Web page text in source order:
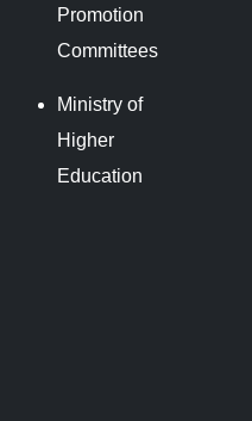
Promotion
Committees
Ministry of
Higher
Education